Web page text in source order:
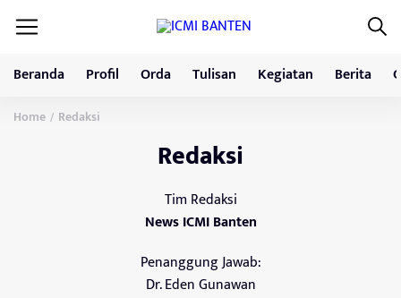
Beranda Profil Orda Tulisan Kegiatan Berita
Home / Redaksi
Redaksi
Tim Redaksi
News ICMI Banten
Penanggung Jawab:
Dr. Eden Gunawan